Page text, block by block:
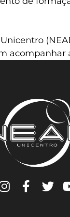
acompanhar